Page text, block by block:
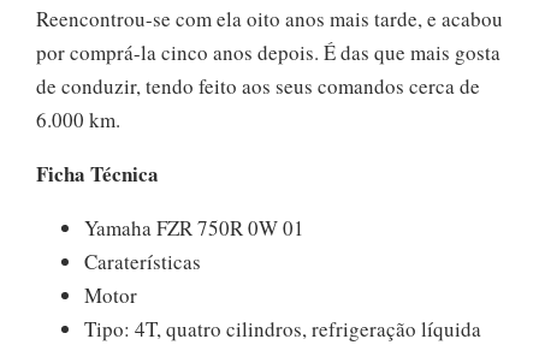
Reencontrou-se com ela oito anos mais tarde, e acabou
por comprá-la cinco anos depois. É das que mais gosta
de conduzir, tendo feito aos seus comandos cerca de
6.000 km.
Ficha Técnica
Yamaha FZR 750R 0W 01
Caraterísticas
Motor
Tipo: 4T, quatro cilindros, refrigeração líquida